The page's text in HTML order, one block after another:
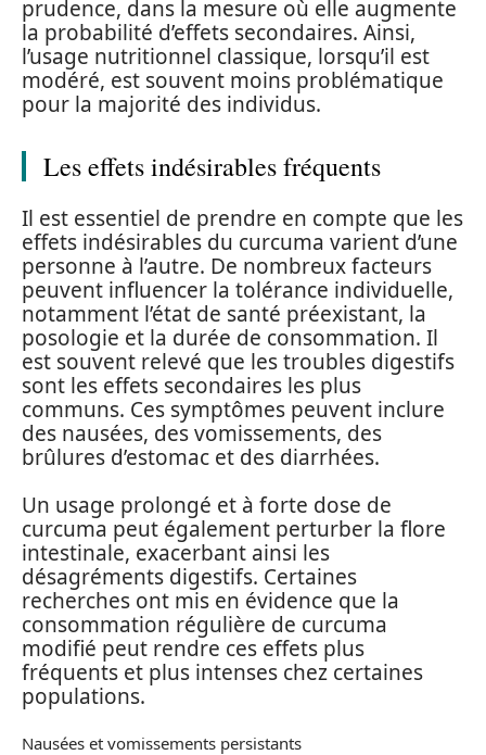
prudence, dans la mesure où elle augmente
la probabilité d’effets secondaires. Ainsi,
l’usage nutritionnel classique, lorsqu’il est
modéré, est souvent moins problématique
pour la majorité des individus.
Les effets indésirables fréquents
Il est essentiel de prendre en compte que les
effets indésirables du curcuma varient d’une
personne à l’autre. De nombreux facteurs
peuvent influencer la tolérance individuelle,
notamment l’état de santé préexistant, la
posologie et la durée de consommation. Il
est souvent relevé que les troubles digestifs
sont les effets secondaires les plus
communs. Ces symptômes peuvent inclure
des nausées, des vomissements, des
brûlures d’estomac et des diarrhées.
Un usage prolongé et à forte dose de
curcuma peut également perturber la flore
intestinale, exacerbant ainsi les
désagréments digestifs. Certaines
recherches ont mis en évidence que la
consommation régulière de curcuma
modifié peut rendre ces effets plus
fréquents et plus intenses chez certaines
populations.
Nausées et vomissements persistants